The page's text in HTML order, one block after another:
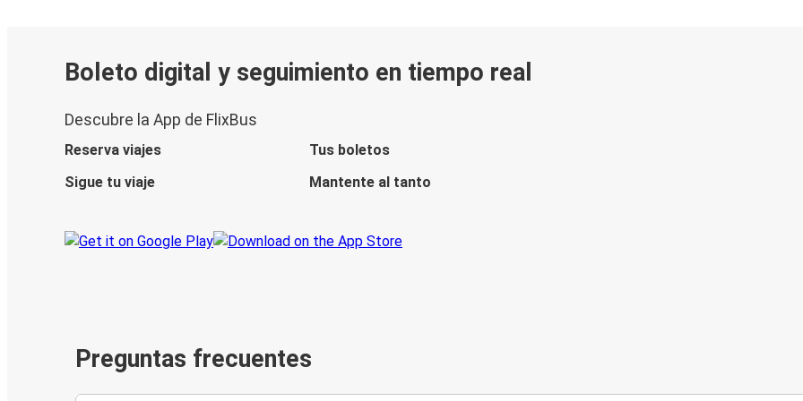
Boleto digital y seguimiento en tiempo real
Descubre la App de FlixBus
Reserva viajes
Tus boletos
Sigue tu viaje
Mantente al tanto
Preguntas frecuentes